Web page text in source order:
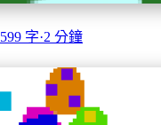
599 字·2 分鐘